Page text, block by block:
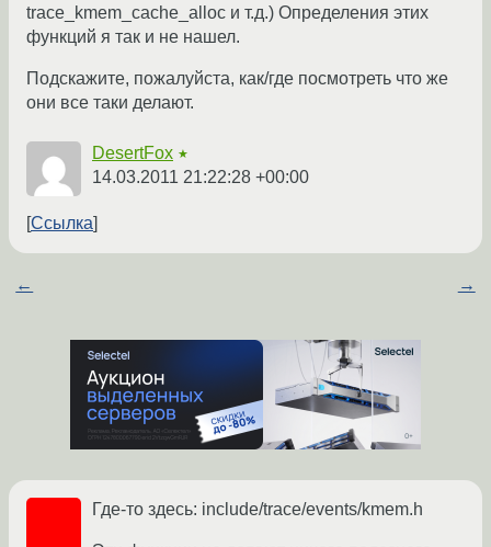
trace_kmem_cache_alloc и т.д.) Определения этих
функций я так и не нашел.
Подскажите, пожалуйста, как/где посмотреть что же
они все таки делают.
DesertFox ★
14.03.2011 21:22:28 +00:00
Ссылка
← →
Где-то здесь: include/trace/events/kmem.h